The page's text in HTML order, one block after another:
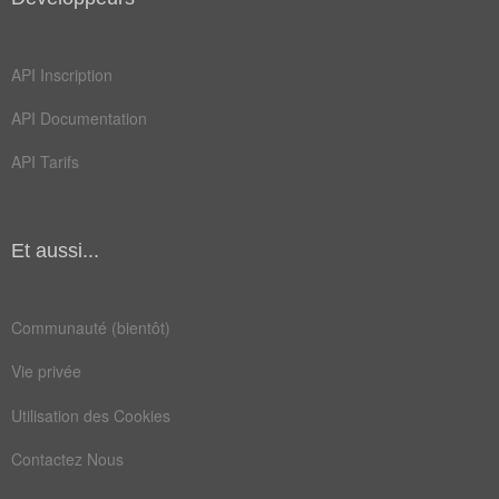
API Inscription
API Documentation
API Tarifs
Et aussi...
Communauté (bientôt)
Vie privée
Utilisation des Cookies
Contactez Nous